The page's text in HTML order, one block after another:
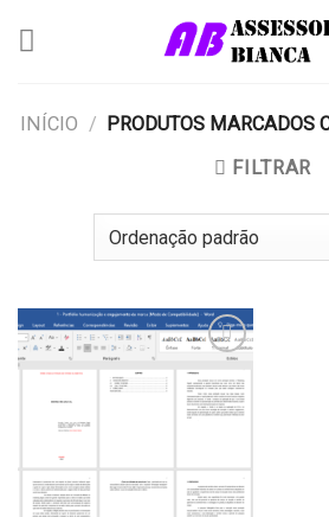
INÍCIO / PRODUTOS MARCADOS
FILTRAR
Add to